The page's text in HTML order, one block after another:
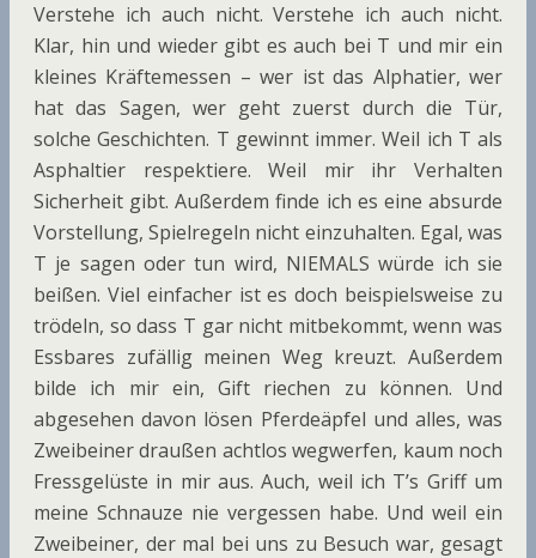
Verstehe ich auch nicht. Verstehe ich auch nicht.
Klar, hin und wieder gibt es auch bei T und mir ein
kleines Kräftemessen – wer ist das Alphatier, wer
hat das Sagen, wer geht zuerst durch die Tür,
solche Geschichten. T gewinnt immer. Weil ich T als
Asphaltier respektiere. Weil mir ihr Verhalten
Sicherheit gibt. Außerdem finde ich es eine absurde
Vorstellung, Spielregeln nicht einzuhalten. Egal, was
T je sagen oder tun wird, NIEMALS würde ich sie
beißen. Viel einfacher ist es doch beispielsweise zu
trödeln, so dass T gar nicht mitbekommt, wenn was
Essbares zufällig meinen Weg kreuzt. Außerdem
bilde ich mir ein, Gift riechen zu können. Und
abgesehen davon lösen Pferdeäpfel und alles, was
Zweibeiner draußen achtlos wegwerfen, kaum noch
Fressgelüste in mir aus. Auch, weil ich T’s Griff um
meine Schnauze nie vergessen habe. Und weil ein
Zweibeiner, der mal bei uns zu Besuch war, gesagt